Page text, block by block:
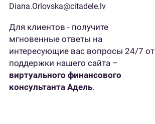
Diana.Orlovska@citadele.lv
Для клиентов - получите
мгновенные ответы на
интересующие вас вопросы 24/7 от
поддержки нашего сайта –
виртуального финансового
консультанта Адель.